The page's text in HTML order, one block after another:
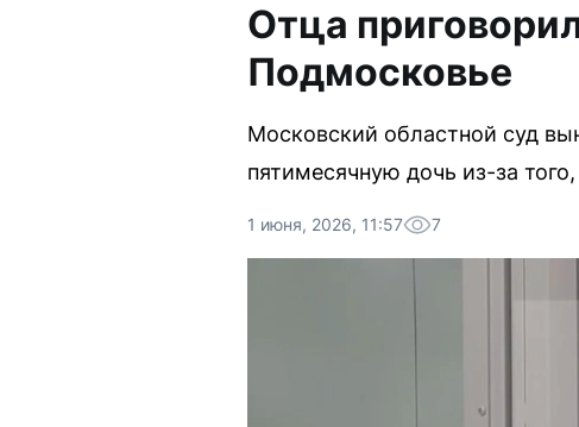
Отца
Подмосковье
Московский областной суд
пятимесячную дочь из-за
1 июня, 2026, 11:57 7